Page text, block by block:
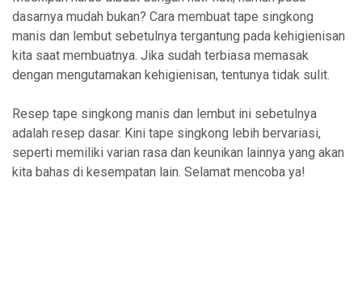
dasarnya mudah bukan? Cara membuat tape singkong
manis dan lembut sebetulnya tergantung pada kehigienisan
kita saat membuatnya. Jika sudah terbiasa memasak
dengan mengutamakan kehigienisan, tentunya tidak sulit.
Resep tape singkong manis dan lembut ini sebetulnya
adalah resep dasar. Kini tape singkong lebih bervariasi,
seperti memiliki varian rasa dan keunikan lainnya yang akan
kita bahas di kesempatan lain. Selamat mencoba ya!